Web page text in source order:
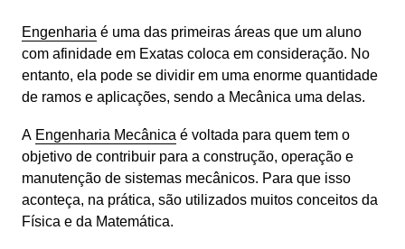
Engenharia é uma das primeiras áreas que um aluno
com afinidade em Exatas coloca em consideração. No
entanto, ela pode se dividir em uma enorme quantidade
de ramos e aplicações, sendo a Mecânica uma delas.
A Engenharia Mecânica é voltada para quem tem o
objetivo de contribuir para a construção, operação e
manutenção de sistemas mecânicos. Para que isso
aconteça, na prática, são utilizados muitos conceitos da
Física e da Matemática.